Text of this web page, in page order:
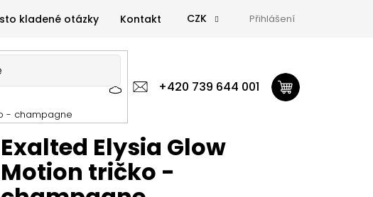
kladené otázky Kontakt CZK Přihlášení
+420 739 644 001
výživa Zdravá výživa Doplňky GymTime Magazín
Zdravá výživa Doplňky
- champagne
Exalted Elysia Glow
Motion tričko -